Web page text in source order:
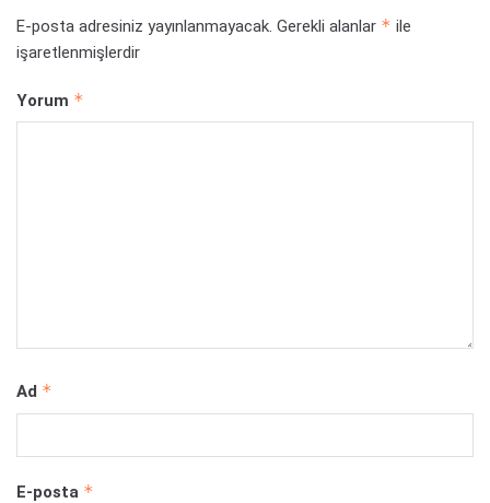
E-posta adresiniz yayınlanmayacak. Gerekli alanlar * ile
işaretlenmişlerdir
Yorum *
Ad *
E-posta *